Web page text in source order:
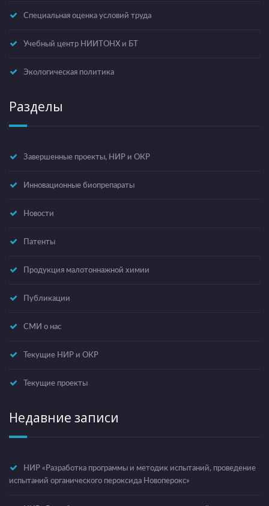
Специальная оценка условий труда
Учебный центр НИИТОНХ и БТ
Экологическая политика
Разделы
Завершенные проекты, НИР и ОКР
Инновационные биопрепараты
Новости
Патенты
Продукция малотоннажной химии
Публикации
СМИ о нас
Текущие НИР и ОКР
Текущие проекты
Недавние записи
НИР «Разработка программы и методик испытаний, проведение
испытаний органического пероксида Новоперокс»